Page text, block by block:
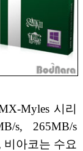
Myles 시리
s, 265MB/s
비아코는 수요